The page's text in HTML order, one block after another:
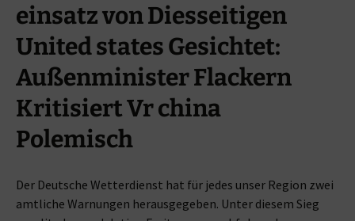
einsatz von Diesseitigen
United states Gesichtet:
Außenminister Flackern
Kritisiert Vr china
Polemisch
Der Deutsche Wetterdienst hat für jedes unser Region zwei
amtliche Warnungen herausgegeben. Unter diesem Sieg